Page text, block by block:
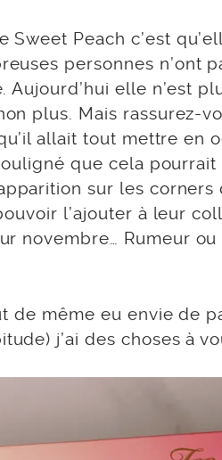
Peach c’est
personnes n’ont
Aujourd’hui elle n’est
plus. Mais rassurez-
allait tout mettre
que cela
sur les
l’ajouter à leur
novembre… Rumeur
de même eu envie de
j’ai des choses à